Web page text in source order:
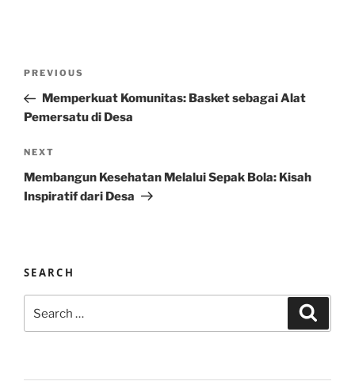
Previous
Post
PREVIOUS
Memperkuat Komunitas: Basket sebagai Alat
Pemersatu di Desa
Next
Post
NEXT
Membangun Kesehatan Melalui Sepak Bola: Kisah
Inspiratif dari Desa
SEARCH
for: